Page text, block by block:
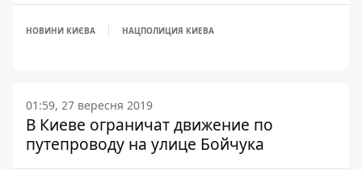
НОВИНИ КИЄВА НАЦПОЛИЦИЯ КИЕВА
01:59, 27 вересня 2019
В Киеве ограничат движение по
путепроводу на улице Бойчука